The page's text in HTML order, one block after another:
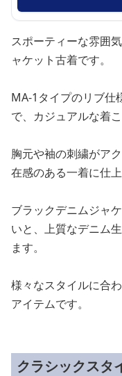
スポーティーな雰囲
ャケット古着です。
MA-1タイプのリブ仕
で、カジュアルな着
胸元や袖の刺繍がア
在感のある一着に仕上
ブラックデニムジャ
いと、上質なデニム
ます。
様々なスタイルに合
アイテムです。
クラシックスタ